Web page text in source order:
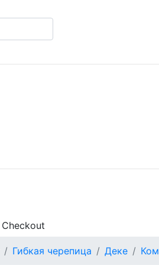
Checkout
Гибкая черепица Деке